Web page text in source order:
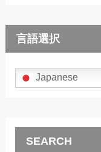
言語選択
Japanese
SEARCH